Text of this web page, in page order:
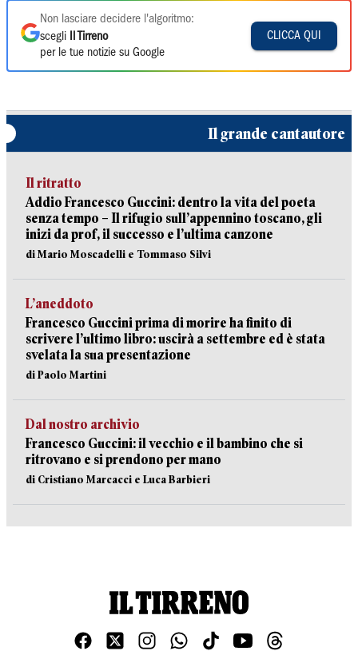
Non lasciare decidere l'algoritmo:
scegli
Il Tirreno
per le tue notizie su Google
CLICCA QUI
Il grande cantautore
Il ritratto
Addio Francesco Guccini: dentro la vita del poeta
senza tempo – Il rifugio sull’appennino toscano, gli
inizi da prof, il successo e l’ultima canzone
di Mario Moscadelli e Tommaso Silvi
L’aneddoto
Francesco Guccini prima di morire ha finito di
scrivere l’ultimo libro: uscirà a settembre ed è stata
svelata la sua presentazione
di Paolo Martini
Dal nostro archivio
Francesco Guccini: il vecchio e il bambino che si
ritrovano e si prendono per mano
di Cristiano Marcacci e Luca Barbieri